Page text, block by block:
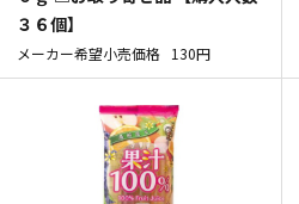
３６個】
メーカー希望小売価格 130円